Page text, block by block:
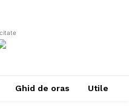
Ghid de oras Utile